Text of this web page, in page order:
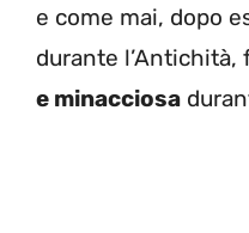
e come mai, dopo
durante l’Antichità,
e minacciosa